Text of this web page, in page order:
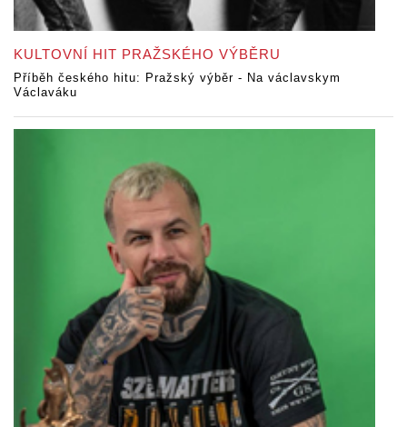
KULTOVNÍ HIT PRAŽSKÉHO VÝBĚRU
Příběh českého hitu: Pražský výběr - Na václavskym
Václaváku